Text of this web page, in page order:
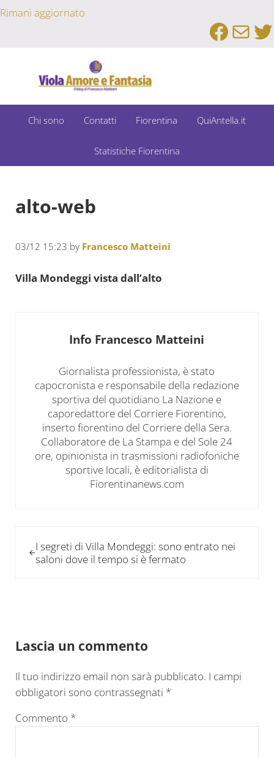
Passa al contenuto principale
Skip to after header navigation
Skip to site footer
Rimani aggiornato
Viola Amore e Fantasia
Chi sono Contatti Fiorentina QuiAntella.it
Statistiche Fiorentina
alto-web
03/12 15:23 by Francesco Matteini
Villa Mondeggi vista dall’alto
Info Francesco Matteini
Giornalista professionista, è stato
capocronista e responsabile della redazione
sportiva del quotidiano La Nazione e
caporedattore del Corriere Fiorentino,
inserto fiorentino del Corriere della Sera.
Collaboratore de La Stampa e del Sole 24
ore, opinionista in trasmissioni radiofoniche
sportive locali, è editorialista di
Fiorentinanews.com
I segreti di Villa Mondeggi: sono entrato nei
saloni dove il tempo si è fermato
Lascia un commento
Il tuo indirizzo email non sarà pubblicato. I campi
obbligatori sono contrassegnati *
Commento *